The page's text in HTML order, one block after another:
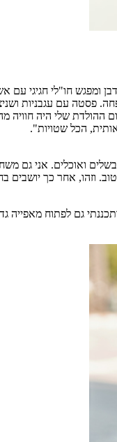
ומפגש חו"לי חגיגי עם
פסטה עם עגבניות
ההולדת שלי היה
הכל שטויות".
ואוכלים. אני
כמה חודשים לפני ההתפרצות במכרז למתחם